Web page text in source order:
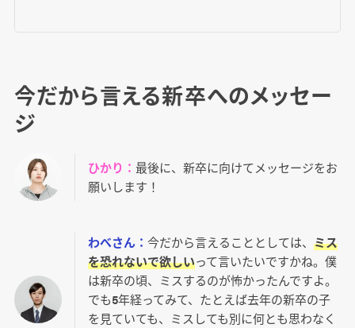
今だから言える新卒へのメッセー
ジ
ひかり： 最後に、新卒に向けてメッセージをお
願いします！
わべさん： 今だから言えることとしては、 ミス
を恐れないで欲しいって言いたいですかね。僕
は新卒の頃、ミスするのが怖かったんですよ。
でも5年経ってみて、たとえば去年の新卒の子
を見ていても、ミスしても別に何とも思わなく